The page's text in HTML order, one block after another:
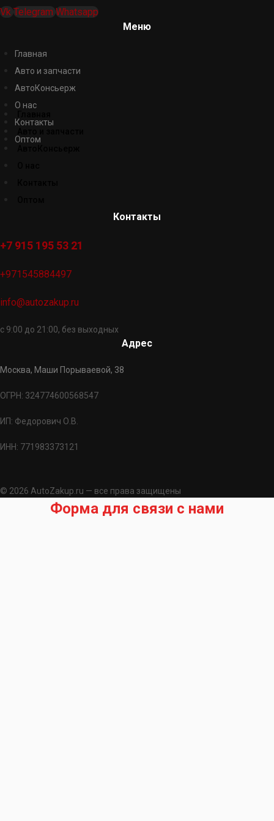
Vk Telegram Whatsapp
Меню
Главная
Авто и запчасти
АвтоКонсьерж
О нас
Контакты
Оптом
Контакты
+7 915 195 53 21
+971545884497
info@autozakup.ru
с 9:00 до 21:00, без выходных
Адрес
Москва, Маши Порываевой, 38
ОГРН: 324774600568547
ИП: Федорович О.В.
ИНН: 771983373121
© 2026 AutoZakup.ru — все права защищены
Форма для связи с нами